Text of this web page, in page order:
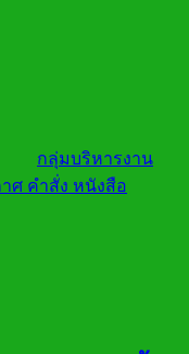
กลุ่มบริหารงาน
ศ คำสั่ง หนังสือ